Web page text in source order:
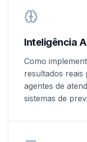
Inteligência
Como
resultados reais
agentes de
sistemas de